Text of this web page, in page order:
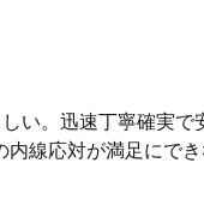
い。迅速丁寧確実で
内線応対が満足にで